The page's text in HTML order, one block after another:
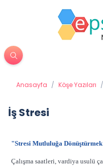
Anasayfa / Köşe Yazıları /
İş Stresi
"Stresi Mutluluğa
Çalışma saatleri, vardiya usulü